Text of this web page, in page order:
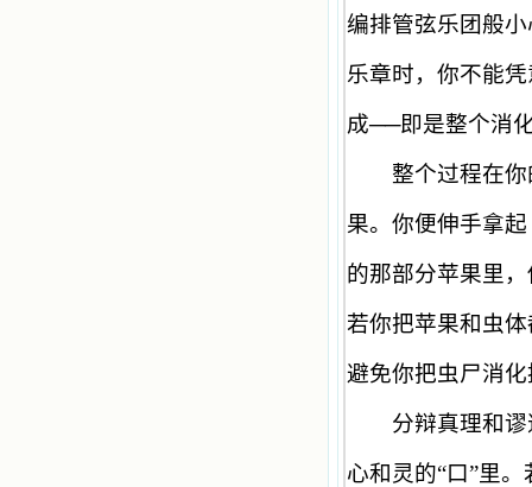
编排管弦乐团般
乐章时，你不能
成──即是整个消
整个过程在你
果。你便伸手拿
的那部分苹果里
若你把苹果和虫
避免你把虫尸消
分辩真理和谬
心和灵的“口”里。